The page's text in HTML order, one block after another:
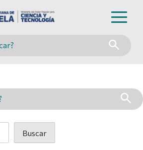
Buscar